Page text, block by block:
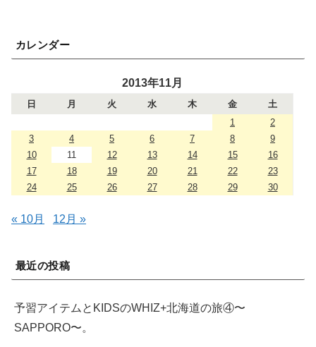
カレンダー
2013年11月
日 月 火 水 木 金
土
1
2
3
4 5 6 7 8
9
10
11 12 13 14 15
16
17
18 19 20 21 22
23
24
25 26 27 28 29 30
« 10月 12月 »
最近の投稿
予習アイテムとKIDSのWHIZ+北海道の旅④〜
SAPPORO〜。